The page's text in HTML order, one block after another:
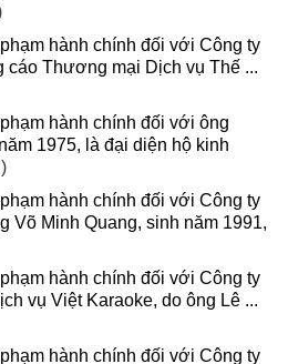
hành chính đối với Công ty
cáo Thương mại Dịch vụ Thế ...
hành chính đối với ông
1975, là đại diện hộ kinh
hành chính đối với Công ty
Võ Minh Quang, sinh năm 1991,
hành chính đối với Công ty
vụ Việt Karaoke, do ông Lê ...
hành chính đối với Công ty